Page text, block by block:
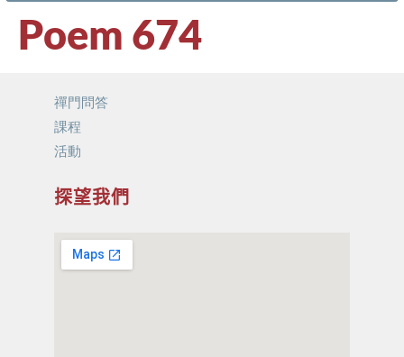
Poem 674
禪門問答
課程
活動
探望我們